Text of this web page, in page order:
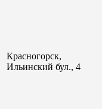
Красногорск,
Ильинский бул., 4